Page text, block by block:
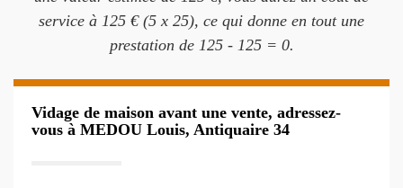
service à 125 € (5 x 25), ce qui donne en tout une
prestation de 125 - 125 = 0.
Vidage de maison avant une vente, adressez-
vous à MEDOU Louis, Antiquaire 34